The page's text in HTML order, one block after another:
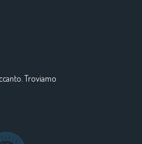
Troviamo